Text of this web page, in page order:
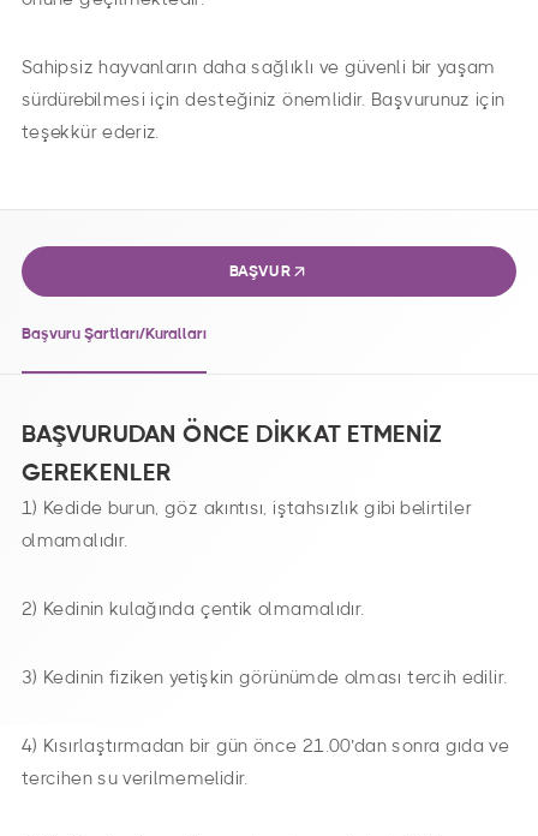
Sahipsiz hayvanların daha sağlıklı ve güvenli bir yaşam
sürdürebilmesi için desteğiniz önemlidir. Başvurunuz için
teşekkür ederiz.
Başvuru Şartları/Kuralları
BAŞVUR
BAŞVURUDAN ÖNCE DİKKAT ETMENİZ
GEREKENLER
1) Kedide burun, göz akıntısı, iştahsızlık gibi belirtiler
olmamalıdır.
2) Kedinin kulağında çentik olmamalıdır.
3) Kedinin fiziken yetişkin görünümde olması tercih edilir.
4) Kısırlaştırmadan bir gün önce 21.00’dan sonra gıda ve
tercihen su verilmemelidir.